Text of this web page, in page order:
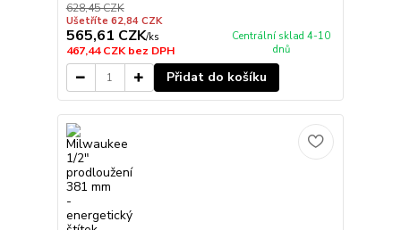
628,45 CZK
Ušetříte 62,84 CZK
565,61 CZK/ks
467,44 CZKbez DPH
Centrální sklad 4-10
dnů
Přidat do košíku